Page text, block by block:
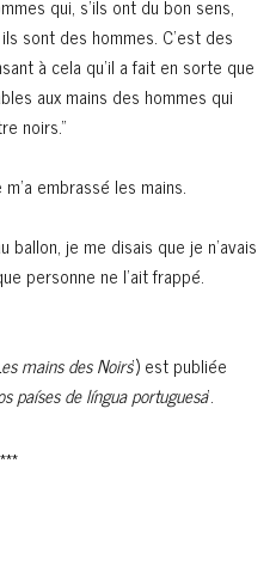
qui, s’ils ont du bon sens,
sont des hommes. C’est des
à cela qu’il a fait en sorte que
aux mains des hommes qui
noirs.”
embrassé les mains.
ballon, je me disais que je n’avais
personne ne l’ait frappé.
mains des Noirs‘) est publiée
países de língua portuguesa‘.
***